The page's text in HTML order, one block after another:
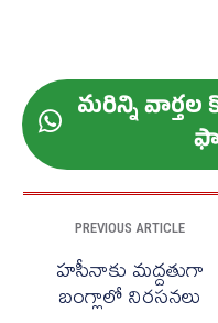
మ‌రిన్ని
PREVIOUS ARTICLE
హసీనాకు మద్దతుగా
బంగ్లాలో నిరసనలు